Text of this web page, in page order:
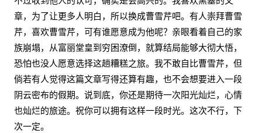
章，为了让更多人明白，所以换成曹雪芹吧。有人崇拜曹雪
芹，喜欢曹雪芹，可有谁愿意成为他呢？亲眼看着自己的家
族崩塌，从富丽堂皇到穷困潦倒，就算结局能够大彻大悟，
恐怕也没人愿意选择这趟糟糕之旅。我不敢自比曹雪芹，但
倘若有人觉得这篇文章写得还算有趣，也不会想要进入一段
阴云密布的假期。说到底，你还是期待一次阳光灿烂，心情
也灿烂的旅途。祝你可以拥有这样一段时光。这次不行，下
次一定。